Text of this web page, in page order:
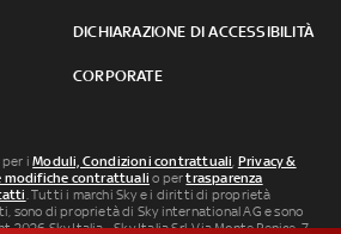
DICHIARAZIONE DI ACCESSIBILITÀ
CORPORATE
per iModuli, Condizioni contrattuali, Privacy &
modifiche contrattuali o pertrasparenza
. Tutti i marchi Sky e i diritti di proprietà
sono di proprietà di Sky international AG e sono
2026 Sky Italia - Sky Italia Srl Via Monte Penice, 7 -